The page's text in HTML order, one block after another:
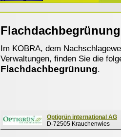
Flachdachbegrünung
Im KOBRA, dem
Verwaltungen, finden Sie die
Flachdachbegrünung.
Optigrün international AG
D-72505 Krauchenwies